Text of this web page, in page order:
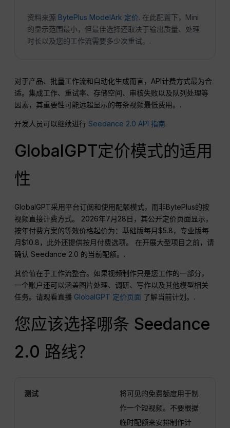
资料来源 BytePlus ModelArk 定价. 在此配置下，Mini
的显示范围最小，但最佳选择还取决于输出质量、处理
时长以及您的工作流需要多少次重试。.
对于产品、批量工作流和自动化生成而言，API计费方式最为合
适。集成工作、重试率、存储空间、审核失败以及队列处理等
因素，其重要性可能远超显示的每条视频最低费用。.
开发人员可以继续进行Seedance 2.0 API 指南.
GlobalGPT定价模式的适用
性
GlobalGPT采用平台订阅和使用配额模式，而非BytePlus的按
视频直接计费方式。 2026年7月28日，其公开定价页面显示，
按年付费方案的等效价格起价为：基础版每月$5.8，专业版每
月$10.8，此外还提供按月付费选项。 在开展大型项目之前，请
确认 Seedance 2.0 的当前配额。.
其价值在于工作流整合。如果视频制作只是您工作的一部分，
一个账户还可以涵盖图片处理、调研、写作以及其他模型相关
任务。请观看直播 GlobalGPT 定价页面 了解当前计划。.
您应该选择哪条 Seedance
2.0 路线？
测试
将可见的免费额度用于制
作一个短视频。不要根据
临时配额来安排制作计